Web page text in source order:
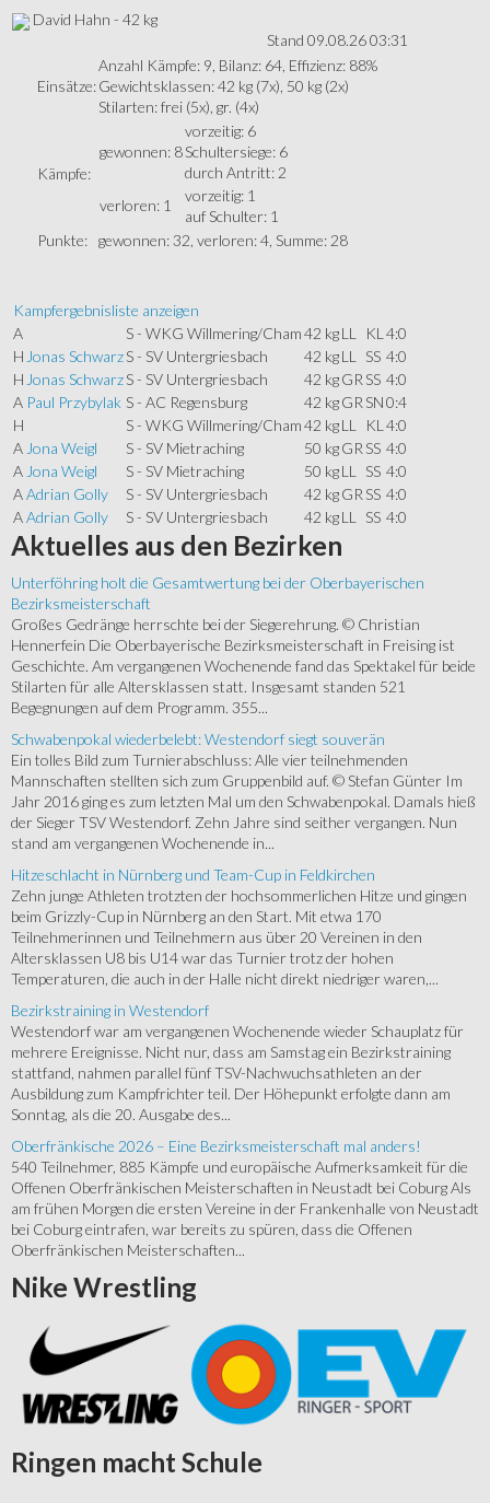
David Hahn - 42 kg
Stand 09.08.26 03:31
Einsätze:
Anzahl Kämpfe: 9, Bilanz: 64, Effizienz: 88%
Gewichtsklassen: 42 kg (7x), 50 kg (2x)
Stilarten: frei (5x), gr. (4x)
Kämpfe:
gewonnen: 8
vorzeitig: 6
Schultersiege: 6
durch Antritt: 2
verloren: 1
vorzeitig: 1
auf Schulter: 1
Punkte: gewonnen: 32, verloren: 4, Summe: 28
Kampfergebnisliste anzeigen
A
S - WKG Willmering/Cham42 kgLL KL 4:0
H Jonas SchwarzS - SV Untergriesbach 42 kgLL SS 4:0
H Jonas SchwarzS - SV Untergriesbach 42 kgGR SS 4:0
A Paul Przybylak S - AC Regensburg 42 kgGR SN0:4
H
S - WKG Willmering/Cham42 kgLL KL 4:0
A Jona Weigl S - SV Mietraching 50 kgGR SS 4:0
A Jona Weigl S - SV Mietraching 50 kgLL SS 4:0
AAdrian Golly S - SV Untergriesbach 42 kgGR SS 4:0
AAdrian Golly S - SV Untergriesbach 42 kgLL SS 4:0
Aktuelles aus den Bezirken
Unterföhring holt die Gesamtwertung bei der Oberbayerischen
Bezirksmeisterschaft
Großes Gedränge herrschte bei der Siegerehrung. © Christian
Hennerfein Die Oberbayerische Bezirksmeisterschaft in Freising ist
Geschichte. Am vergangenen Wochenende fand das Spektakel für beide
Stilarten für alle Altersklassen statt. Insgesamt standen 521
Begegnungen auf dem Programm. 355...
Schwabenpokal wiederbelebt: Westendorf siegt souverän
Ein tolles Bild zum Turnierabschluss: Alle vier teilnehmenden
Mannschaften stellten sich zum Gruppenbild auf. © Stefan Günter Im
Jahr 2016 ging es zum letzten Mal um den Schwabenpokal. Damals hieß
der Sieger TSV Westendorf. Zehn Jahre sind seither vergangen. Nun
stand am vergangenen Wochenende in...
Hitzeschlacht in Nürnberg und Team-Cup in Feldkirchen
Zehn junge Athleten trotzten der hochsommerlichen Hitze und gingen
beim Grizzly-Cup in Nürnberg an den Start. Mit etwa 170
Teilnehmerinnen und Teilnehmern aus über 20 Vereinen in den
Altersklassen U8 bis U14 war das Turnier trotz der hohen
Temperaturen, die auch in der Halle nicht direkt niedriger waren,...
Bezirkstraining in Westendorf
Westendorf war am vergangenen Wochenende wieder Schauplatz für
mehrere Ereignisse. Nicht nur, dass am Samstag ein Bezirkstraining
stattfand, nahmen parallel fünf TSV-Nachwuchsathleten an der
Ausbildung zum Kampfrichter teil. Der Höhepunkt erfolgte dann am
Sonntag, als die 20. Ausgabe des...
Oberfränkische 2026 – Eine Bezirksmeisterschaft mal anders!
540 Teilnehmer, 885 Kämpfe und europäische Aufmerksamkeit für die
Offenen Oberfränkischen Meisterschaften in Neustadt bei Coburg Als
am frühen Morgen die ersten Vereine in der Frankenhalle von Neustadt
bei Coburg eintrafen, war bereits zu spüren, dass die Offenen
Oberfränkischen Meisterschaften...
Nike Wrestling
Ringen macht Schule